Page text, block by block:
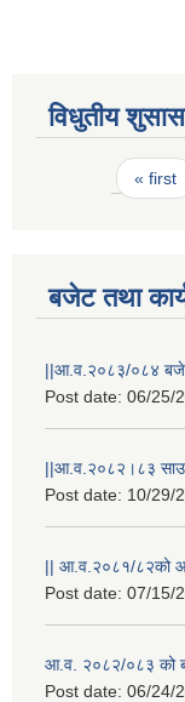
विधुतीय
Pages« first
बजेट तथा
||आ.व.२०८३/०८४
Post date: 06/25/
||आ.व.२०८२।८३
Post date: 10/29/
|| आ.व.२०८१/८२को
Post date: 07/15/
आ.व. २०८२/०८३ को
Post date: 06/24/